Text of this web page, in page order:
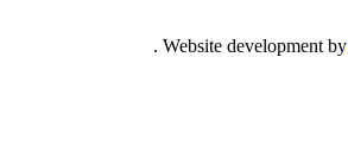
Website development by
.